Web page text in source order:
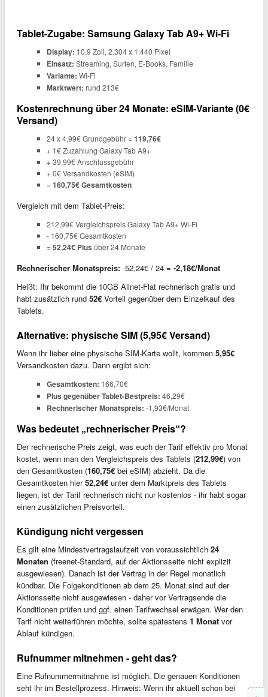
Tablet-Zugabe: Samsung Galaxy Tab A9+ Wi-Fi
Display: 10,9 Zoll, 2.304 x 1.440 Pixel
Einsatz: Streaming, Surfen, E-Books, Familie
Variante: Wi-Fi
Marktwert: rund 213€
Kostenrechnung über 24 Monate: eSIM-Variante (0€
Versand)
24 x 4,99€ Grundgebühr =119,76€
+ 1€ Zuzahlung Galaxy Tab A9+
+ 39,99€ Anschlussgebühr
+ 0€ Versandkosten (eSIM)
=160,75€ Gesamtkosten
Vergleich mit dem Tablet-Preis:
212,99€ Vergleichspreis Galaxy Tab A9+ Wi-Fi
- 160,75€ Gesamtkosten
=52,24€ Plus über 24 Monate
Rechnerischer Monatspreis: -52,24€ / 24 = -2,18€/Monat
Heißt: Ihr bekommt die 10GB Allnet-Flat rechnerisch gratis und
habt zusätzlich rund 52€ Vorteil gegenüber dem Einzelkauf des
Tablets.
Alternative: physische SIM (5,95€ Versand)
Wenn ihr lieber eine physische SIM-Karte wollt, kommen 5,95€
Versandkosten dazu. Dann ergibt sich:
Gesamtkosten: 166,70€
Plus gegenüber Tablet-Bestpreis: 46,29€
Rechnerischer Monatspreis: -1,93€/Monat
Was bedeutet „rechnerischer Preis“?
Der rechnerische Preis zeigt, was euch der Tarif effektiv pro Monat
kostet, wenn man den Vergleichspreis des Tablets (212,99€) von
den Gesamtkosten (160,75€ bei eSIM) abzieht. Da die
Gesamtkosten hier52,24€ unter dem Marktpreis des Tablets
liegen, ist der Tarif rechnerisch nicht nur kostenlos - ihr habt sogar
einen zusätzlichen Preisvorteil.
Kündigung nicht vergessen
Es gilt eine Mindestvertragslaufzeit von voraussichtlich 24
Monaten (freenet-Standard, auf der Aktionsseite nicht explizit
ausgewiesen). Danach ist der Vertrag in der Regel monatlich
kündbar. Die Folgekonditionen ab dem 25. Monat sind auf der
Aktionsseite nicht ausgewiesen - daher vor Vertragsende die
Konditionen prüfen und ggf. einen Tarifwechsel erwägen. Wer den
Tarif nicht weiterführen möchte, sollte spätestens 1 Monat vor
Ablauf kündigen.
Rufnummer mitnehmen - geht das?
Eine Rufnummermitnahme ist möglich. Die genauen Konditionen
seht ihr im Bestellprozess. Hinweis: Wenn ihr aktuell schon bei